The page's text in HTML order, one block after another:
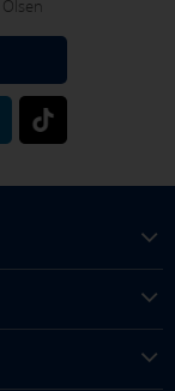
policy" section at
policy